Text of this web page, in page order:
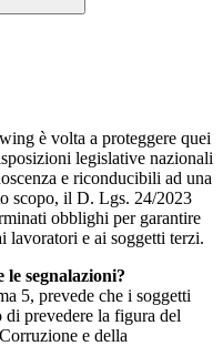
è volta a proteggere quei
legislative nazionali
e riconducibili ad una
scopo, il D. Lgs. 24/2023
obblighi per garantire
lavoratori e ai soggetti terzi.
segnalazioni?
5, prevede che i soggetti
prevedere la figura del
e della